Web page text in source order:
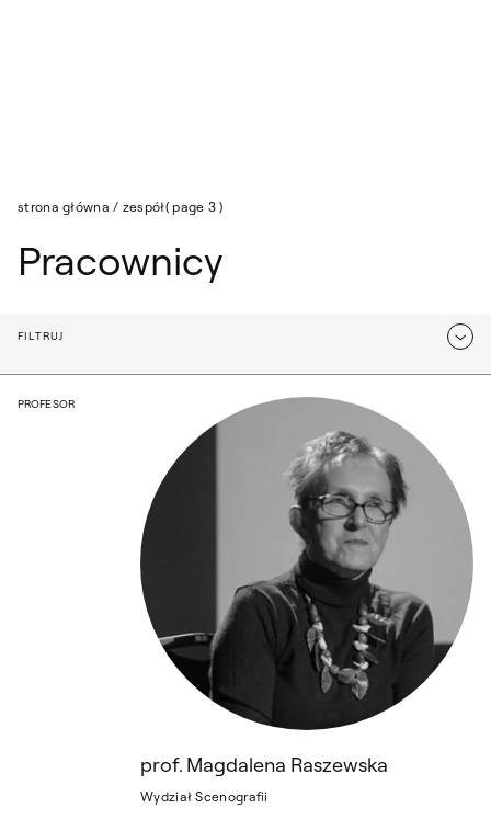
strona główna / zespół( page 3 )
Pracownicy
FILTRUJ
prof. Magdalena Raszewska
PROFESOR
prof. Magdalena Raszewska
Wydział Scenografii